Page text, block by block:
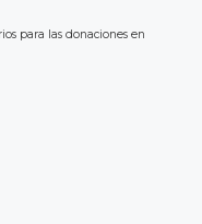
para las donaciones en